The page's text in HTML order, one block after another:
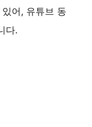
어, 유튜브 동
다.